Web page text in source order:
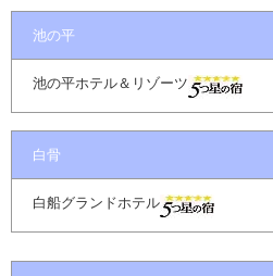
池の平
池の平ホテル＆リゾーツ
白骨
白船グランドホテル